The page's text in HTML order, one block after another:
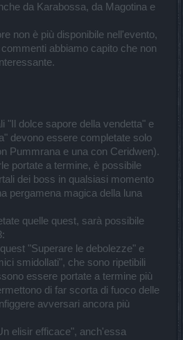
da Karabossa, da Magotina e
non è più disponibile nell'evento,
abbiamo capito che non
"Il dolce sapore della vendetta" e
devono essere completate solo
Pummrana e una con Ceridwen).
portate a termine, è possibile
dei boss in qualsiasi momento
pergamena magica della luna
quelle quest, sarà possibile
"Superare le debolezze" e
smidollati", che sono ripetibili
essere portate a termine più
di far scorta di fuoco delle
avversari ancora più
elisir efficace", anch'essa